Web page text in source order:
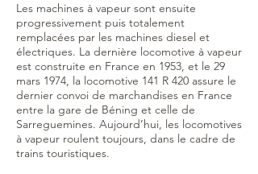
Les machines à vapeur sont ensuite
progressivement puis totalement
remplacées par les machines diesel et
électriques. La dernière locomotive à vapeur
est construite en France en 1953, et le 29
mars 1974, la locomotive 141 R 420 assure le
dernier convoi de marchandises en France
entre la gare de Béning et celle de
Sarreguemines. Aujourd’hui, les locomotives
à vapeur roulent toujours, dans le cadre de
trains touristiques.